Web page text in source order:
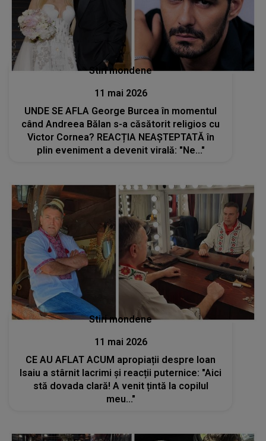
Stiri mondene
11 mai 2026
UNDE SE AFLA George Burcea în momentul
când Andreea Bălan s-a căsătorit religios cu
Victor Cornea? REACȚIA NEAȘTEPTATĂ în
plin eveniment a devenit virală: "Ne..."
Stiri mondene
11 mai 2026
CE AU AFLAT ACUM apropiații despre Ioan
Isaiu a stârnit lacrimi și reacții puternice: "Aici
stă dovada clară! A venit țintă la copilul
meu..."